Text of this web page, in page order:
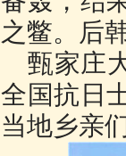
之鳖。后
甄家庄
全国抗日
当地乡亲